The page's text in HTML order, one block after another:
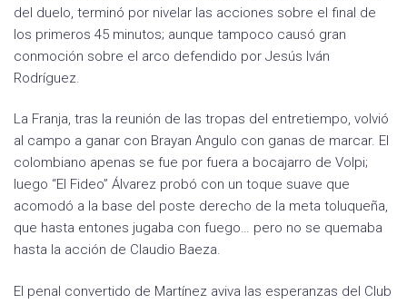
del duelo, terminó por nivelar las acciones sobre el final de
los primeros 45 minutos; aunque tampoco causó gran
conmoción sobre el arco defendido por Jesús Iván
Rodríguez.
La Franja, tras la reunión de las tropas del entretiempo, volvió
al campo a ganar con Brayan Angulo con ganas de marcar. El
colombiano apenas se fue por fuera a bocajarro de Volpi;
luego “El Fideo” Álvarez probó con un toque suave que
acomodó a la base del poste derecho de la meta toluqueña,
que hasta entones jugaba con fuego… pero no se quemaba
hasta la acción de Claudio Baeza.
El penal convertido de Martínez aviva las esperanzas del Club